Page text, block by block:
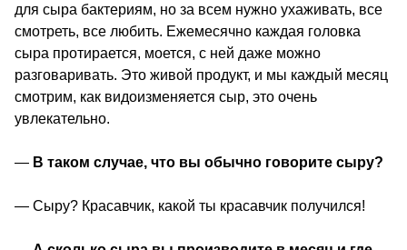
для сыра бактериям, но за всем нужно ухаживать, все
смотреть, все любить. Ежемесячно каждая головка
сыра протирается, моется, с ней даже можно
разговаривать. Это живой продукт, и мы каждый месяц
смотрим, как видоизменяется сыр, это очень
увлекательно.
— В таком случае, что вы обычно говорите сыру?
— Сыру? Красавчик, какой ты красавчик получился!